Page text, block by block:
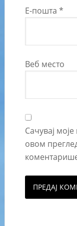
Е-пошта *
Веб место
Сачувај
овом